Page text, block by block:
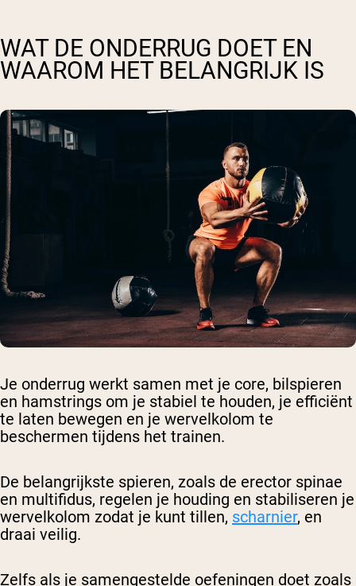
WAT DE ONDERRUG DOET EN
WAAROM HET BELANGRIJK IS
Je onderrug werkt samen met je core, bilspieren
en hamstrings om je stabiel te houden, je efficiënt
te laten bewegen en je wervelkolom te
beschermen tijdens het trainen.
De belangrijkste spieren, zoals de erector spinae
en multifidus, regelen je houding en stabiliseren je
wervelkolom zodat je kunt tillen, scharnier, en
draai veilig.
Zelfs als je samengestelde oefeningen doet zoals